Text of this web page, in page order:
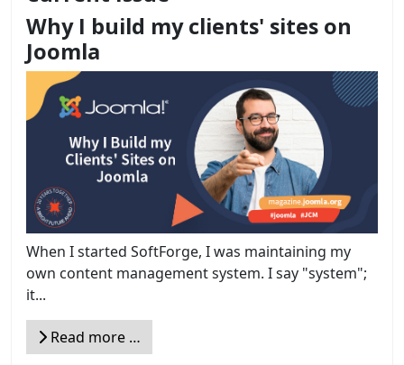
Why I build my clients' sites on
Joomla
When I started SoftForge, I was maintaining my
own content management system. I say "system";
it...
Read more …